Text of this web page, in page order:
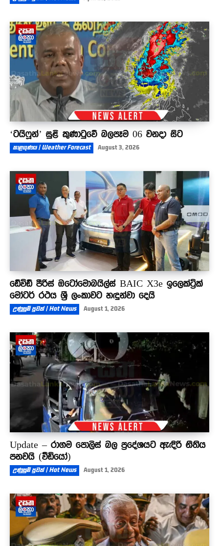
‘ටයිෆූන්’ සුළි කුණාටුවේ බලපෑම 06 වනදා සිට
කාළගුණය | Weather Forecast August 3, 2026
ඩේවිඩ් පීරිස් ඔටෝමොබයිල්ස් BAIC X3e ඉලෙක්ට්‍රික්
මෝටර් රථය ශ්‍රී ලංකාවට හඳුන්වා දෙයි
උණුසුම් පුවත් | Hot News August 1, 2026
Update – රාගම පොලිස් බල ප්‍රදේශයට ඇඳිරි නීතිය
පනවයි (වීඩියෝ)
උණුසුම් පුවත් | Hot News August 1, 2026